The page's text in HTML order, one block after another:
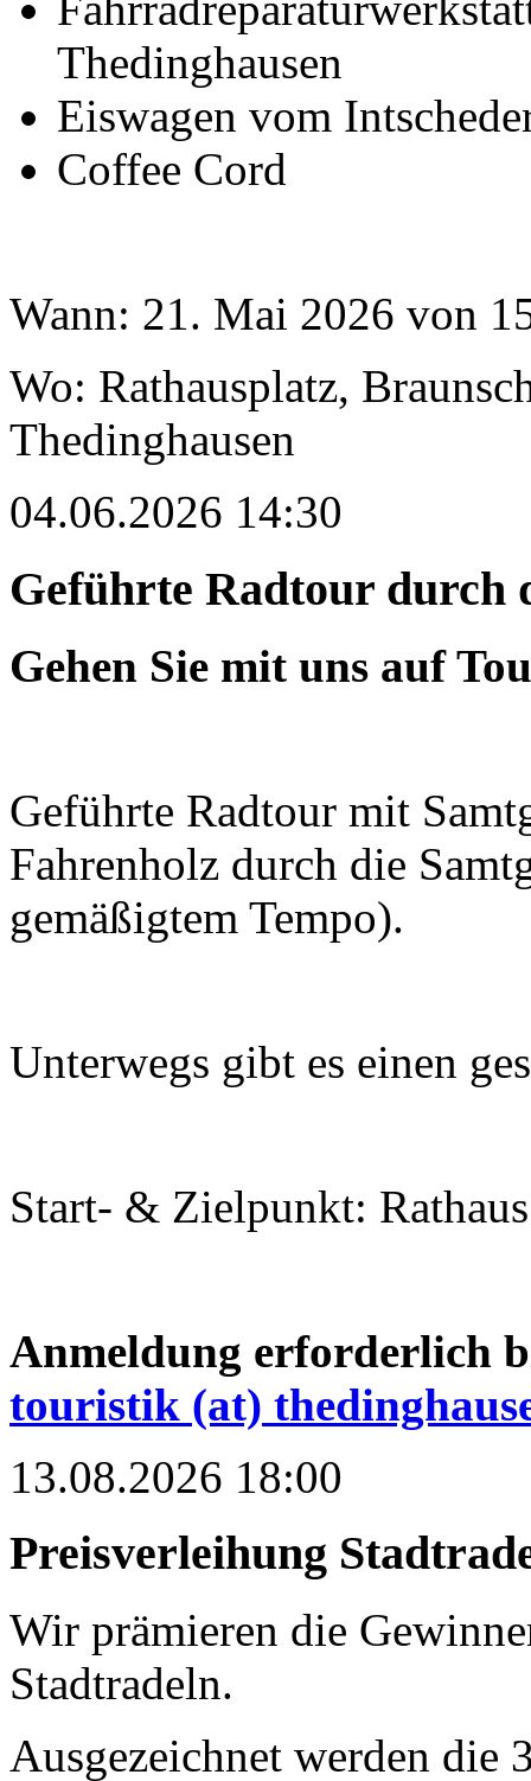
Thedinghausen
Eiswagen vom
Coffee Cord
Wann: 21. Mai 2026 von
Wo: Rathausplatz,
Thedinghausen
04.06.2026 14:30
Geführte Radtour durch
Gehen Sie mit uns auf
Geführte Radtour mit
Fahrenholz durch die
gemäßigtem Tempo).
Unterwegs gibt es einen
Start- & Zielpunkt:
Anmeldung erforderlich
touristik (at)
13.08.2026 18:00
Preisverleihung
Wir prämieren die
Stadtradeln.
Ausgezeichnet werden die